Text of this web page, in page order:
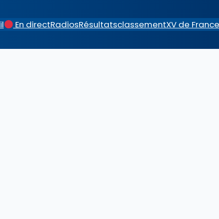
En directRadiosRésultatsclassementXV de France